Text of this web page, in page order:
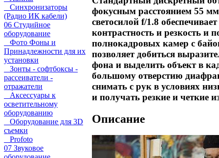
Синхронизаторы
(Радио ИК кабели)
06 Студийное
оборудование
Фото Фоны и
Принадлежности для их
установки
Зонты - софтбоксы -
рассеиватели -
отражатели
Аксессуары к
осветительному
оборудованию
Оборудование для 3D
съемки
Profoto
07 Звуковое
фокусным расстоянием 55
светосилой f/1.8
контрастность и резкость и
полнокадровых камер с
позволяет добиться
фона и выделить объект в
большому отверстию
снимать с рук в условиях
и получать резкие и четкие
Описание